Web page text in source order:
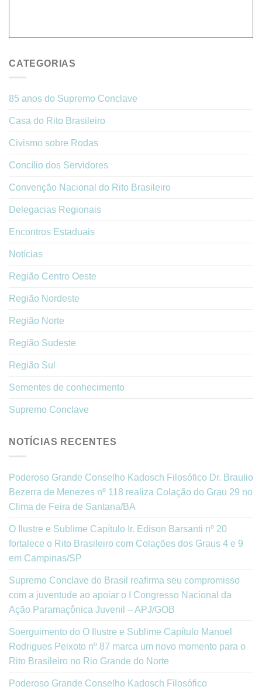
CATEGORIAS
85 anos do Supremo Conclave
Casa do Rito Brasileiro
Civismo sobre Rodas
Concílio dos Servidores
Convenção Nacional do Rito Brasileiro
Delegacias Regionais
Encontros Estaduais
Notícias
Região Centro Oeste
Região Nordeste
Região Norte
Região Sudeste
Região Sul
Sementes de conhecimento
Supremo Conclave
NOTÍCIAS RECENTES
Poderoso Grande Conselho Kadosch Filosófico Dr. Braulio
Bezerra de Menezes nº 118 realiza Colação do Grau 29 no
Clima de Feira de Santana/BA
O Ilustre e Sublime Capítulo Ir. Edison Barsanti nº 20
fortalece o Rito Brasileiro com Colações dos Graus 4 e 9
em Campinas/SP
Supremo Conclave do Brasil reafirma seu compromisso
com a juventude ao apoiar o I Congresso Nacional da
Ação Paramaçônica Juvenil – APJ/GOB
Soerguimento do O Ilustre e Sublime Capítulo Manoel
Rodrigues Peixoto nº 87 marca um novo momento para o
Rito Brasileiro no Rio Grande do Norte
Poderoso Grande Conselho Kadosch Filosófico